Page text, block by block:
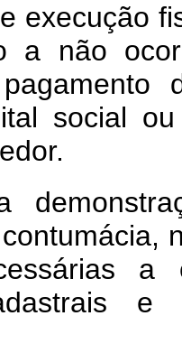
execução
a não
social
a